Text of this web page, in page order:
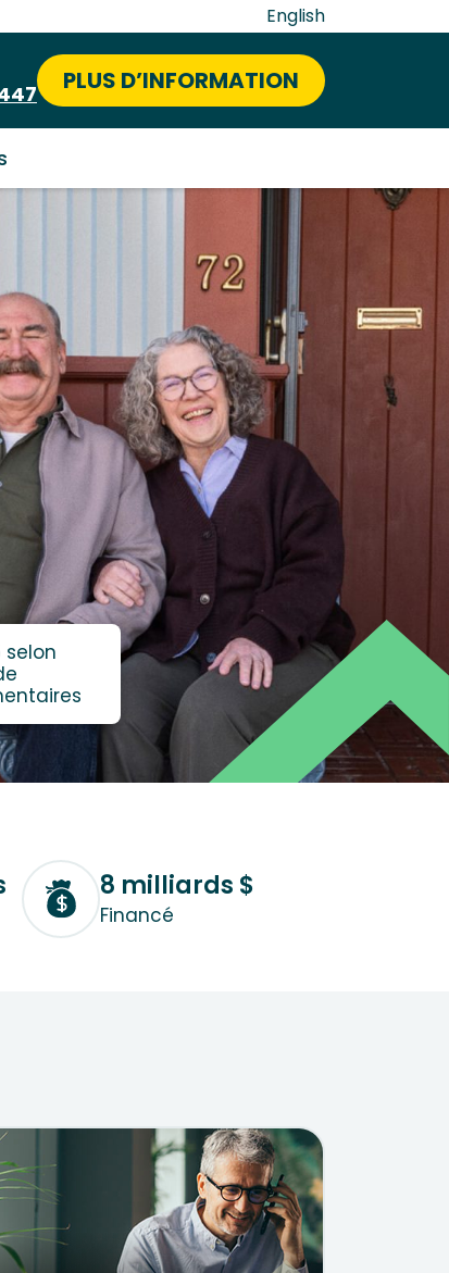
English
PLUS D’INFORMATION
selon
8 milliards $
Financé